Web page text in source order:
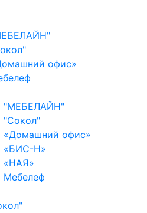
офис»
"МЕБЕЛАЙН"
"Сокол"
«Домашний офис»
«БИС-Н»
«НАЯ»
Мебелеф